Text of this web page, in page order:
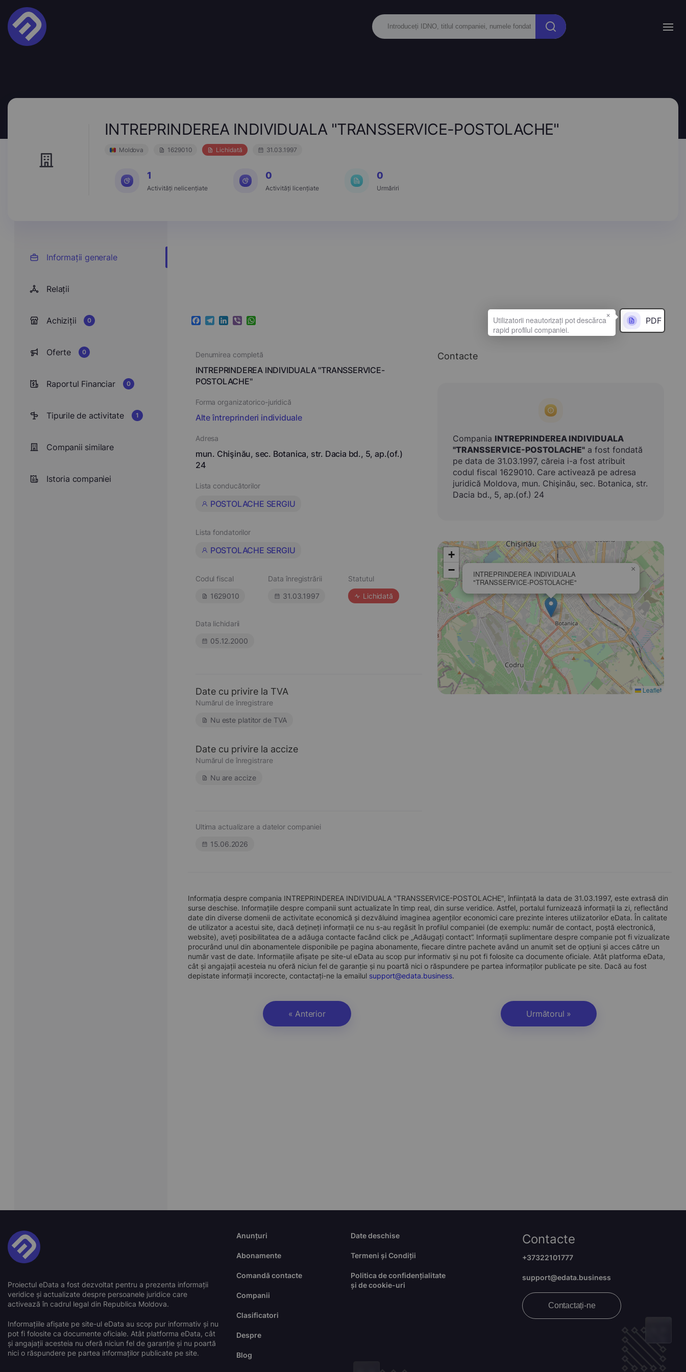
INTREPRINDEREA INDIVIDUALA "TRANSSERVICE-POSTOLACHE"
Moldova 1629010 Lichidată 31.03.1997
1
Activități nelicențiate
0
Activități licențiate
0
Urmăriri
Informații generale
Relații
Achiziții 0
Oferte 0
Raportul Financiar 0
Tipurile de activitate 1
Companii similare
Istoria companiei
Facebook
Telegram
LinkedIn
ViberWhatsApp PDF
Denumirea completă
INTREPRINDEREA INDIVIDUALA "TRANSSERVICE-
POSTOLACHE"
Forma organizatorico-juridică
Alte întreprinderi individuale
Adresa
mun. Chişinău, sec. Botanica, str. Dacia bd., 5, ap.(of.)
24
Lista conducătorilor
POSTOLACHE SERGIU
Lista fondatorilor
POSTOLACHE SERGIU
Codul fiscal
1629010
Data înregistrării
31.03.1997
Statutul
Lichidată
Data lichidarii
05.12.2000
Date cu privire la TVA
Numărul de înregistrare
Nu este platitor de TVA
Date cu privire la accize
Numărul de înregistrare
Nu are accize
Ultima actualizare a datelor companiei
15.06.2026
Contacte
Compania INTREPRINDEREA INDIVIDUALA
"TRANSSERVICE-POSTOLACHE"a fost fondată
pe data de 31.03.1997, căreia i-a fost atribuit
codul fiscal 1629010. Care activează pe adresa
juridică Moldova, mun. Chişinău, sec. Botanica, str.
Dacia bd., 5, ap.(of.) 24
INTREPRINDEREA INDIVIDUALA
"TRANSSERVICE-POSTOLACHE"
×
+
−
Leaflet
Informația despre compania INTREPRINDEREA INDIVIDUALA "TRANSSERVICE-POSTOLACHE", înființată la data de 31.03.1997, este extrasă din
surse deschise. Informațiile despre companii sunt actualizate în timp real, din surse veridice. Astfel, portalul furnizează informații la zi, reflectând
date din diverse domenii de activitate economică și dezvăluind imaginea agenților economici care prezinte interes utilizatorilor eData. În calitate
de utilizator a acestui site, dacă dețineți informații ce nu s-au regăsit în profilul companiei (de exemplu: număr de contact, poștă electronică,
website), aveți posibilitatea de a adăuga contacte facând click pe „Adăugați contact”. Informații suplimentare despre companie pot fi vizualizate
procurând unul din abonamentele disponibile pe pagina abonamente, fiecare dintre pachete având un anumit set de opțiuni și acces către un
număr vast de date. Informațiile afișate pe site-ul eData au scop pur informativ și nu pot fi folosite ca documente oficiale. Atât platforma eData,
cât și angajații acesteia nu oferă niciun fel de garanție și nu poartă nici o răspundere pe partea informaților publicate pe site. Dacă au fost
depistate informații incorecte, contactați-ne la emailul support@edata.business.
« Anterior Următorul »
Proiectul eData a fost dezvoltat pentru a prezenta informații
veridice și actualizate despre persoanele juridice care
activează în cadrul legal din Republica Moldova.
Informațiile afișate pe site-ul eData au scop pur informativ și nu
pot fi folosite ca documente oficiale. Atât platforma eData, cât
și angajații acesteia nu oferă niciun fel de garanție și nu poartă
nici o răspundere pe partea informaților publicate pe site.
Anunțuri
Abonamente
Comandă contacte
Companii
Clasificatori
Despre
Blog
Date deschise
Termeni și Condiții
Politica de confidențialitate
și de cookie-uri
Contacte
+37322101777
support@edata.business
Contactați-ne
×